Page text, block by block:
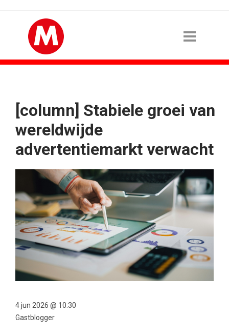
[column] Stabiele groei van
wereldwijde
advertentiemarkt verwacht
4 jun 2026 @ 10:30
Gastblogger